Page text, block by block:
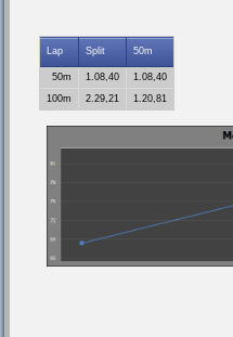
Lap Split 50m
50m 1.08,40
1.08,40
100m
2.29,21 1.20,81